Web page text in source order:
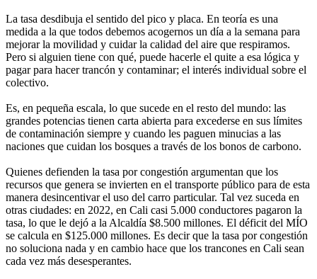
La tasa desdibuja el sentido del pico y placa. En teoría es una
medida a la que todos debemos acogernos un día a la semana para
mejorar la movilidad y cuidar la calidad del aire que respiramos.
Pero si alguien tiene con qué, puede hacerle el quite a esa lógica y
pagar para hacer trancón y contaminar; el interés individual sobre el
colectivo.
Es, en pequeña escala, lo que sucede en el resto del mundo: las
grandes potencias tienen carta abierta para excederse en sus límites
de contaminación siempre y cuando les paguen minucias a las
naciones que cuidan los bosques a través de los bonos de carbono.
Quienes defienden la tasa por congestión argumentan que los
recursos que genera se invierten en el transporte público para de esta
manera desincentivar el uso del carro particular. Tal vez suceda en
otras ciudades: en 2022, en Cali casi 5.000 conductores pagaron la
tasa, lo que le dejó a la Alcaldía $8.500 millones. El déficit del MÍO
se calcula en $125.000 millones. Es decir que la tasa por congestión
no soluciona nada y en cambio hace que los trancones en Cali sean
cada vez más desesperantes.